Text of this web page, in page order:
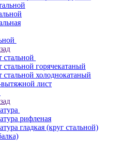
стальной
стальной горячекатаный
стальной холоднокатаный
лист
рифленая
гладкая (круг стальной)